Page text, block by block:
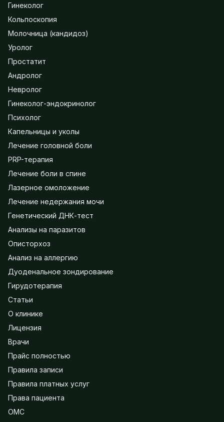
Гинеколог
Кольпоскопия
Молочница (кандидоз)
Уролог
Простатит
Андролог
Невролог
Гинеколог-эндокринолог
Психолог
Капельницы и уколы
Лечение головной боли
PRP-терапия
Лечение боли в спине
Лазерное омоложение
Лечение недержания мочи
Генетический ДНК-тест
Анализы на паразитов
Описторхоз
Анализ на аллергию
Дуоденальное зондирование
Гирудотерапия
Статьи
О клинике
Лицензия
Врачи
Прайс полностью
Правила записи
Правила платных услуг
Права пациента
ОМС